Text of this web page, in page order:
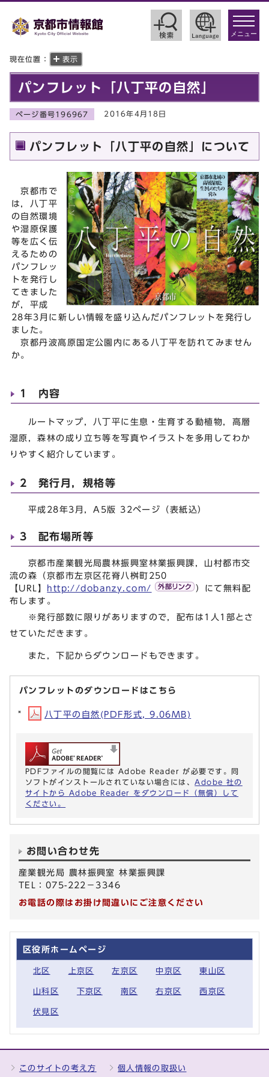
toggle
メニュー
現在位置： 表示
パンフレット「八丁平の自然」
ページ番号196967 2016年4月18日
パンフレット「八丁平の自然」について
京都市で
は，八丁平
の自然環境
や湿原保護
等を広く伝
えるための
パンフレッ
トを発行し
てきました
が，平成
28年3月に新しい情報を盛り込んだパンフレットを発行し
ました。
京都丹波高原国定公園内にある八丁平を訪れてみません
か。
1 内容
ルートマップ，八丁平に生息・生育する動植物，高層
湿原，森林の成り立ち等を写真やイラストを多用してわか
りやすく紹介しています。
2 発行月，規格等
平成28年3月，A5版 32ページ（表紙込）
3 配布場所等
京都市産業観光局農林振興室林業振興課，山村都市交
流の森（京都市左京区花脊八桝町250
【URL】 http://dobanzy.com/
）にて無料配
布します。
※発行部数に限りがありますので，配布は1人1部とさ
せていただきます。
また，下記からダウンロードもできます。
パンフレットのダウンロードはこちら
八丁平の自然(PDF形式, 9.06MB)
PDFファイルの閲覧には Adobe Reader が必要です。同
ソフトがインストールされていない場合には、 Adobe 社の
サイトから Adobe Reader をダウンロード（無償）して
ください。
お問い合わせ先
産業観光局 農林振興室 林業振興課
TEL：075-222－3346
お電話の際はお掛け間違いにご注意ください
区役所ホームページ
北区 上京区 左京区 中京区 東山区
山科区 下京区 南区 右京区 西京区
伏見区
このサイトの考え方 個人情報の取扱い